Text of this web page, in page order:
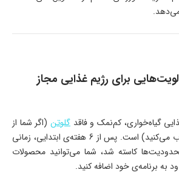
برای رژیم غذایی مجاز
گیاه‌خواری، کم‌نمک و فاقد گلوتن (اگر شما از
غلات حاوی گلوتن اجتناب می‌کنید) است. پس از 6 هفته‌ی ابتدایی، زمانی
کاسته شد، شما می‌توانید محصولات
به برنامه‌ی خود اضافه کنید.